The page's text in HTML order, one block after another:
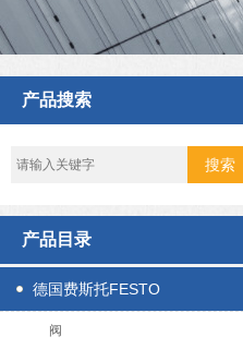
产品搜索
产品目录
德国费斯托FESTO
阀